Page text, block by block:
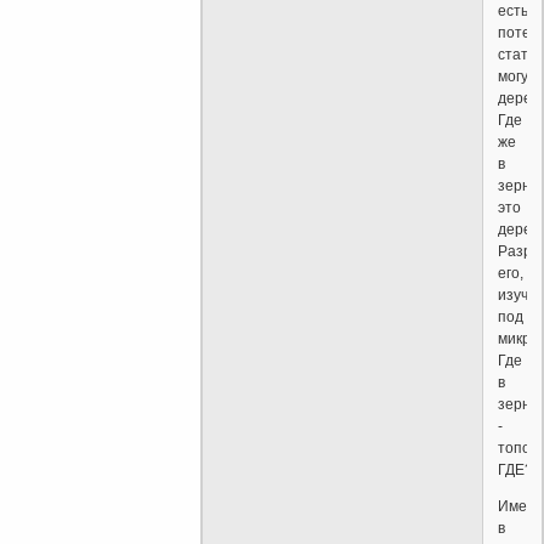
есть
стать
Где
же
в
это
его,
под
Где
в
-
ГДЕ?
в